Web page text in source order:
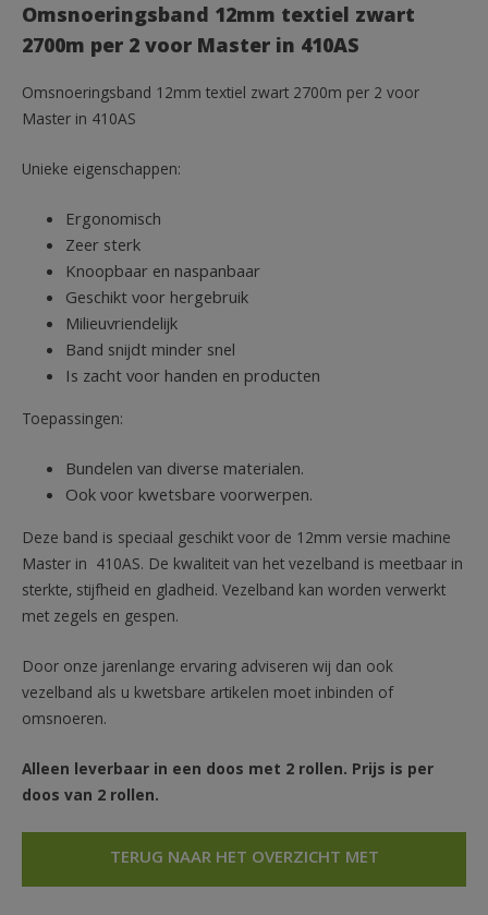
Omsnoeringsband 12mm textiel zwart
2700m per 2 voor Master in 410AS
Omsnoeringsband 12mm textiel zwart 2700m per 2 voor
Master in 410AS
Unieke eigenschappen:
Ergonomisch
Zeer sterk
Knoopbaar en naspanbaar
Geschikt voor hergebruik
Milieuvriendelijk
Band snijdt minder snel
Is zacht voor handen en producten
Toepassingen:
Bundelen van diverse materialen.
Ook voor kwetsbare voorwerpen.
Deze band is speciaal geschikt voor de 12mm versie machine
Master in 410AS. De kwaliteit van het vezelband is meetbaar in
sterkte, stijfheid en gladheid. Vezelband kan worden verwerkt
met zegels en gespen.
Door onze jarenlange ervaring adviseren wij dan ook
vezelband als u kwetsbare artikelen moet inbinden of
omsnoeren.
Alleen leverbaar in een doos met 2 rollen. Prijs is per
doos van 2 rollen.
TERUG NAAR HET OVERZICHT MET